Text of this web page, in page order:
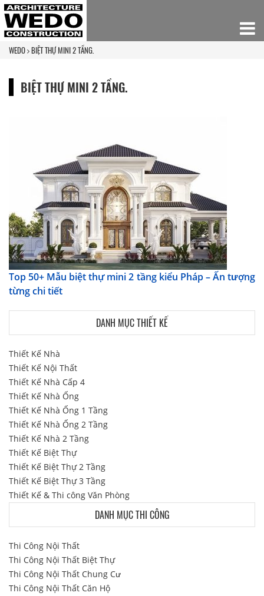
WEDO BIỆT THỰ MINI 2 TẦNG.
BIỆT THỰ MINI 2 TẦNG.
Top 50+ Mẫu biệt thự mini 2 tầng kiểu Pháp – Ấn tượng
từng chi tiết
DANH MỤC THIẾT KẾ
Thiết Kế Nhà
Thiết Kế Nội Thất
Thiết Kế Nhà Cấp 4
Thiết Kế Nhà Ống
Thiết Kế Nhà Ống 1 Tầng
Thiết Kế Nhà Ống 2 Tầng
Thiết Kế Nhà 2 Tầng
Thiết Kế Biệt Thự
Thiết Kế Biệt Thự 2 Tầng
Thiết Kế Biệt Thự 3 Tầng
Thiết Kế & Thi công Văn Phòng
DANH MỤC THI CÔNG
Thi Công Nội Thất
Thi Công Nội Thất Biệt Thự
Thi Công Nội Thất Chung Cư
Thi Công Nội Thất Căn Hộ